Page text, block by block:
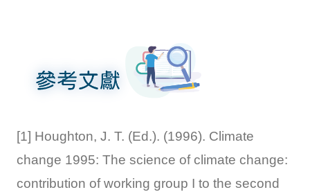
[1] Houghton, J. T. (Ed.). (1996). Climate
change 1995: The science of climate change:
contribution of working group I to the second